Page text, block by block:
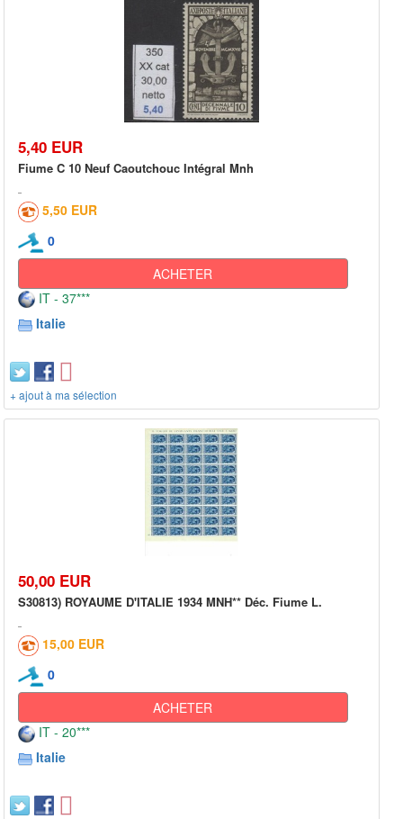
5,40 EUR
Fiume C 10 Neuf Caoutchouc Intégral Mnh
5,50 EUR
0
ACHETER
IT - 37***
Italie
+ ajout à ma sélection
50,00 EUR
S30813) ROYAUME D'ITALIE 1934 MNH** Déc. Fiume L.
15,00 EUR
0
ACHETER
IT - 20***
Italie